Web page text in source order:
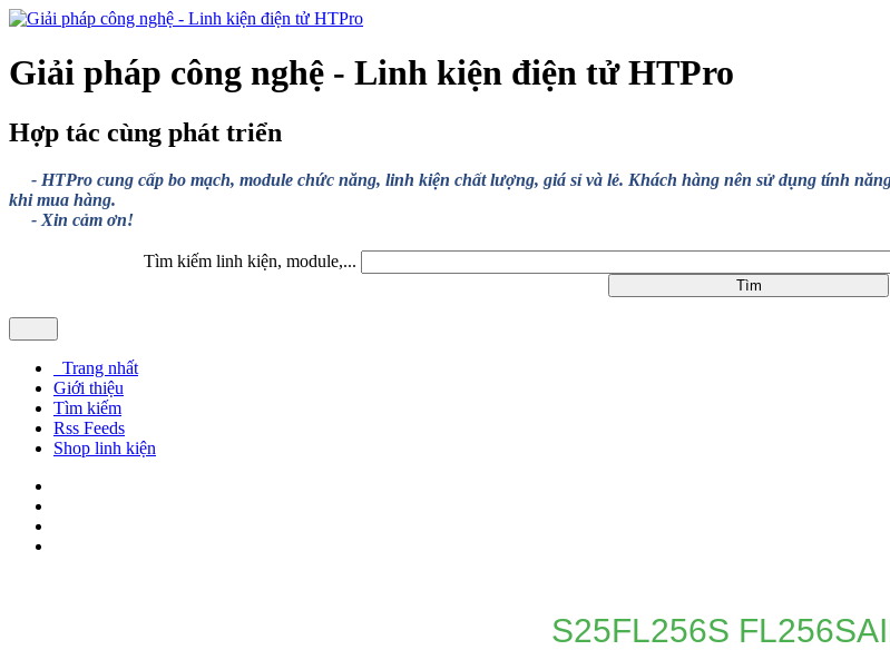
Giải pháp công nghệ - Linh kiện điện tử HTPro
Hợp tác cùng phát triển
- HTPro cung cấp bo mạch, module chức năng, linh kiện chất lượng, giá sỉ và lẻ. Khách hàng nên sử dụng tính
khi mua hàng.
- Xin cảm ơn!
Tìm kiếm linh kiện, module,...
Trang nhất
Giới thiệu
Tìm kiếm
Rss Feeds
Shop linh kiện
S25FL256S